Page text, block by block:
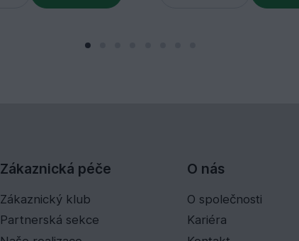
Zákaznická péče
Zákaznický klub
Partnerská sekce
O nás
O společnosti
Kariéra